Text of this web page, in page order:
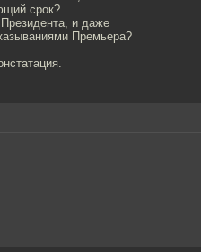
срок?
и даже
Премьера?